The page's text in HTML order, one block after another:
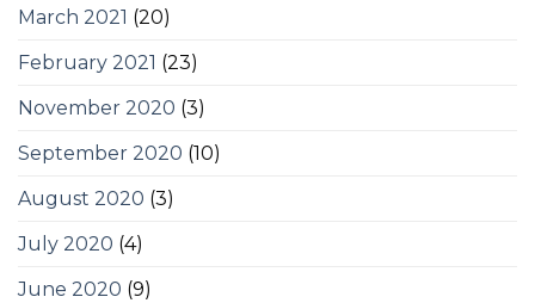
March 2021 (20)
February 2021 (23)
November 2020 (3)
September 2020 (10)
August 2020 (3)
July 2020 (4)
June 2020 (9)